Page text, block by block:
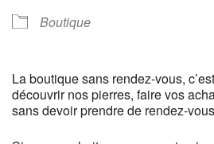
Boutique
La boutique sans rendez-vous,
découvrir nos pierres, faire vos
sans devoir prendre de rendez-